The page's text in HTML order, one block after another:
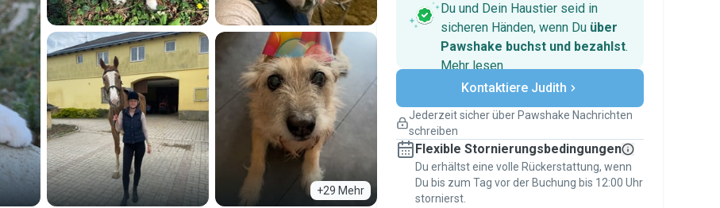
+29 Mehr
Du und Dein Haustier seid in
sicheren Händen, wenn Du über
Pawshake buchst und bezahlst.
Mehr lesenSichere Zahlungen
Unterstützung, falls sich Deine
Versicherte Buchungen
Erledige alles über Pawshake – von der
ersten Nachricht bis zur Bezahlung –, um
über die Pawshake-Garantieabgesichert zu
sein
Kontaktiere Judith
Jederzeit sicher über Pawshake Nachrichten
schreiben
Flexible Stornierungsbedingungen
Du erhältst eine volle Rückerstattung, wenn
Du bis zum Tag vor der Buchung bis 12:00 Uhr
stornierst.